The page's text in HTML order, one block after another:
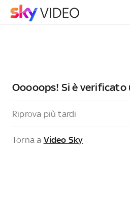
Ooooops! Si è verificato
Riprova più tardi
Torna a Video Sky